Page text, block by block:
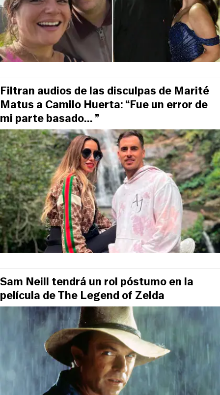
Filtran audios de las disculpas de Marité
Matus a Camilo Huerta: “Fue un error de
mi parte basado... ”
Sam Neill tendrá un rol póstumo en la
película de The Legend of Zelda